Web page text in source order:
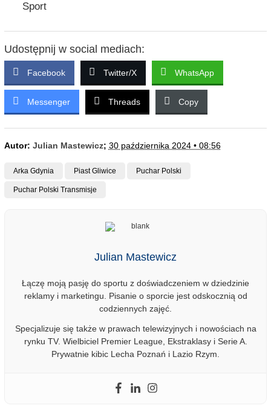
Sport
Udostępnij w social mediach:
Facebook Twitter/X WhatsApp
Messenger Threads Copy
Autor: Julian Mastewicz; 30 października 2024 • 08:56
Arka Gdynia Piast Gliwice Puchar Polski
Puchar Polski Transmisje
Julian Mastewicz
Łączę moją pasję do sportu z doświadczeniem w dziedzinie
reklamy i marketingu. Pisanie o sporcie jest odskocznią od
codziennych zajęć.
Specjalizuje się także w prawach telewizyjnych i nowościach na
rynku TV. Wielbiciel Premier League, Ekstraklasy i Serie A.
Prywatnie kibic Lecha Poznań i Lazio Rzym.